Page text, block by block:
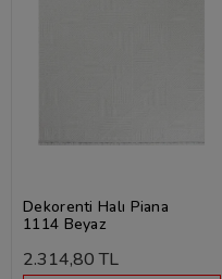
Dekorenti Halı Piana
1114 Beyaz
2.314,80 TL